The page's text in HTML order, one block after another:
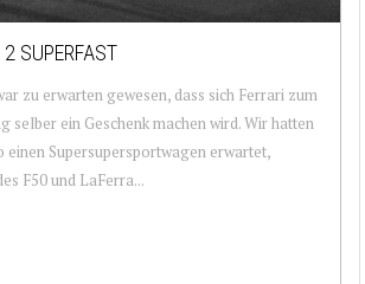
SUPERFAST
zu erwarten gewesen, dass sich Ferrari zum
selber ein Geschenk machen wird. Wir hatten
einen Supersupersportwagen erwartet,
F50 und LaFerra...